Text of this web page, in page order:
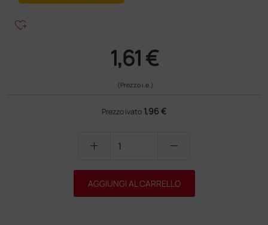
heart_plus
1,61 €
(Prezzo i.e.)
Prezzo ivato 1,96 €
add remove
AGGIUNGI AL CARRELLO